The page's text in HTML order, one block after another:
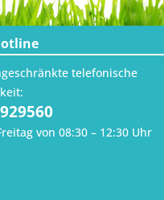
telefonische
von 08:30 – 12:30 Uhr